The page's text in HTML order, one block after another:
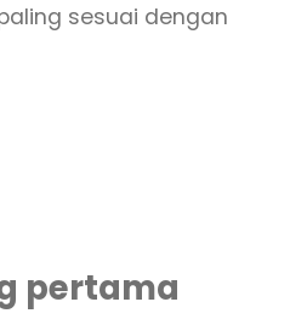
sesuai dengan
pertama